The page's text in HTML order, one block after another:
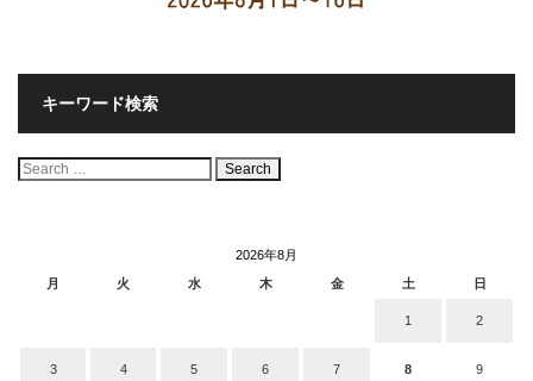
キーワード検索
検
索:
2026年8月
月
火 水 木 金 土 日
1 2
3 4 5 6 7 8 9